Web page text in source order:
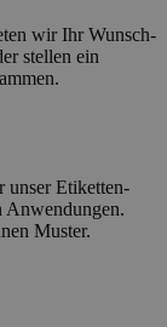
wir Ihr Wunsch-
stellen ein
unser Etiketten-
Anwendungen.
Muster.